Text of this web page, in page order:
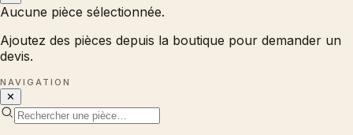
Aucune pièce sélectionnée.
Ajoutez des pièces depuis la boutique pour demander un
devis.
NAVIGATION
✕